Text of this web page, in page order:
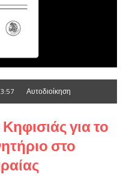
Αυτοδιοίκηση
για το
στο